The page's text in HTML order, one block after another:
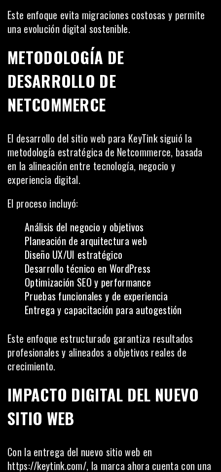
Este enfoque evita migraciones costosas y permite
una evolución digital sostenible.
METODOLOGÍA DE
DESARROLLO DE
NETCOMMERCE
El desarrollo del sitio web para KeyTink siguió la
metodología estratégica de Netcommerce, basada
en la alineación entre tecnología, negocio y
experiencia digital.
El proceso incluyó:
Análisis del negocio y objetivos
Planeación de arquitectura web
Diseño UX/UI estratégico
Desarrollo técnico en WordPress
Optimización SEO y performance
Pruebas funcionales y de experiencia
Entrega y capacitación para autogestión
Este enfoque estructurado garantiza resultados
profesionales y alineados a objetivos reales de
crecimiento.
IMPACTO DIGITAL DEL NUEVO
SITIO WEB
Con la entrega del nuevo sitio web en
https://keytink.com/, la marca ahora cuenta con una